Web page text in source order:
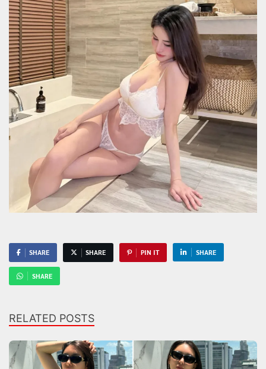
SHARE SHARE PIN IT SHARE
SHARE
RELATED POSTS